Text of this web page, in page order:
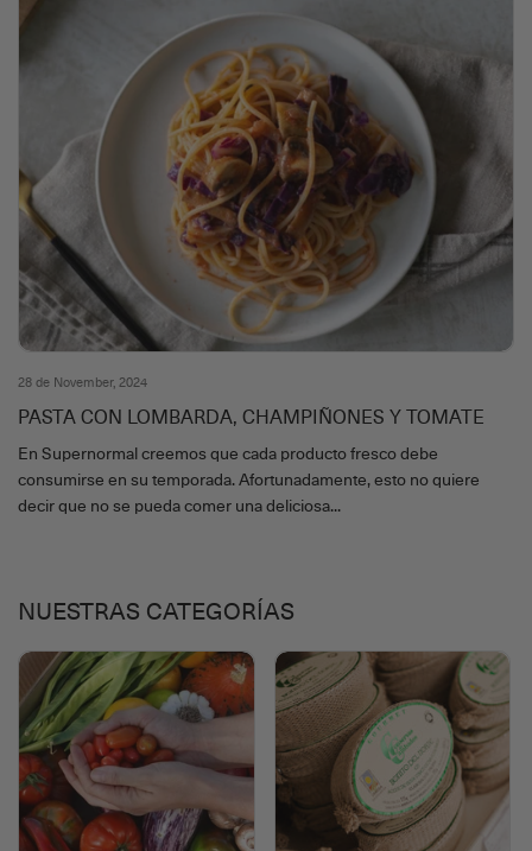
28 de November, 2024
PASTA CON LOMBARDA, CHAMPIÑONES Y TOMATE
En Supernormal creemos que cada producto fresco debe
consumirse en su temporada. Afortunadamente, esto no quiere
decir que no se pueda comer una deliciosa...
NUESTRAS CATEGORÍAS